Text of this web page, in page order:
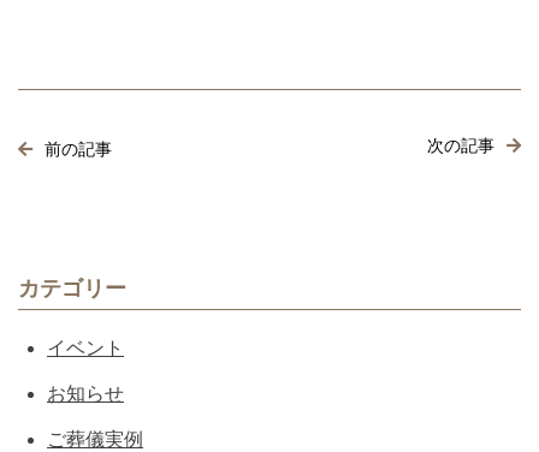
前の記事 次の記事
カテゴリー
イベント
お知らせ
ご葬儀実例